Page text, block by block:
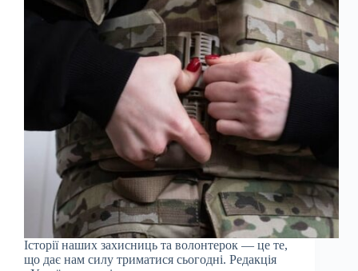
Історії наших захисниць та волонтерок — це те,
що дає нам силу триматися сьогодні. Редакція